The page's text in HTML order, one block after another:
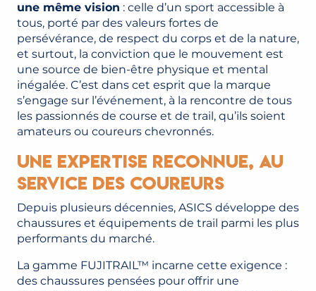
une même vision : celle d’un sport accessible à
tous, porté par des valeurs fortes de
persévérance, de respect du corps et de la nature,
et surtout, la conviction que le mouvement est
une source de bien-être physique et mental
inégalée. C’est dans cet esprit que la marque
s’engage sur l’événement, à la rencontre de tous
les passionnés de course et de trail, qu’ils soient
amateurs ou coureurs chevronnés.
Une expertise reconnue, au
service des coureurs
Depuis plusieurs décennies, ASICS développe des
chaussures et équipements de trail parmi les plus
performants du marché.
La gamme FUJITRAIL™ incarne cette exigence :
des chaussures pensées pour offrir une